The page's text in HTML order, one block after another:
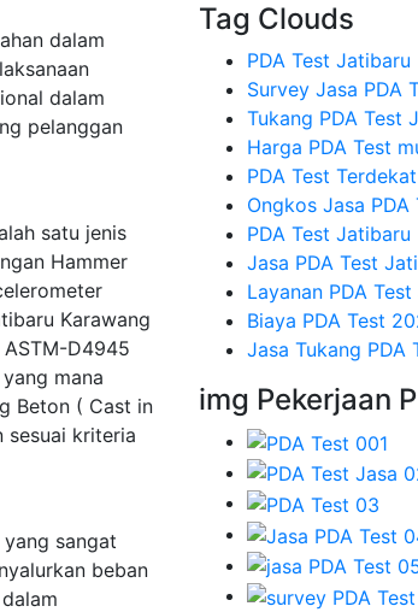
dalam
dalam
pelanggan
satu jenis
Hammer
Karawang
D4945
mana
Beton ( Cast in
sesuai kriteria
sangat
beban
Tag Clouds
PDA Test Jatibaru
Survey Jasa PDA
Tukang PDA Test
Harga PDA Test
PDA Test
Ongkos Jasa
PDA Test Jatibaru
Jasa PDA Test
Layanan PDA
Biaya PDA Test
Jasa Tukang PDA
img Pekerjaan